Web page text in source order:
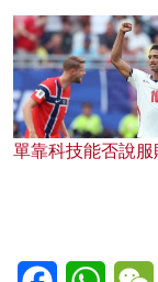
單靠科技能否說服
Facebook